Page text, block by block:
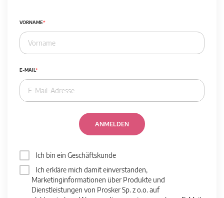
VORNAME
E-MAIL
ANMELDEN
Ich bin ein Geschäftskunde
Ich erkläre mich damit einverstanden,
Marketinginformationen über Produkte und
Dienstleistungen von Prosker Sp. z o.o. auf